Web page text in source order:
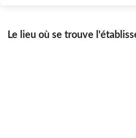
Le lieu où se trouve